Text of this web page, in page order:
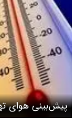
تا جمعه ۱۷ اسفندماه